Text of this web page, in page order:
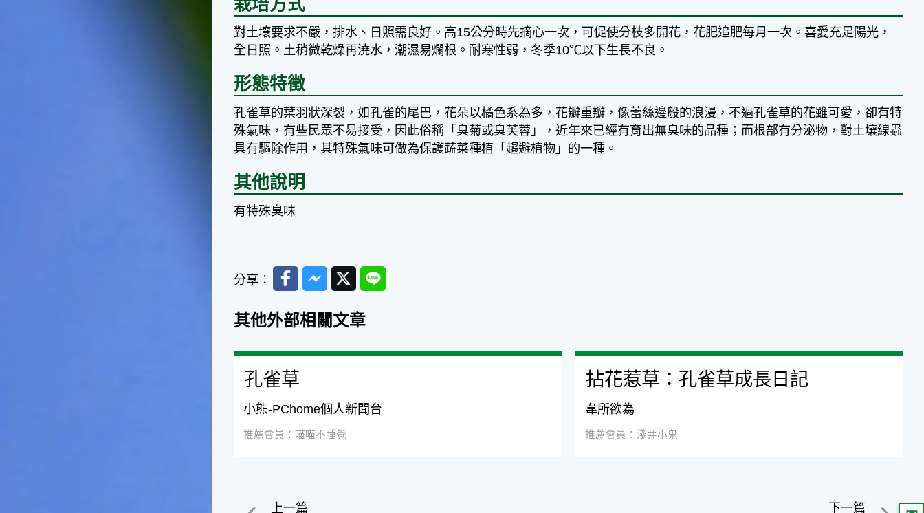
栽培方式
對土壤要求不嚴，排水、日照需良好。高15公分時先摘心一次，可促使分枝多開花，花肥追肥每月一次。喜愛充足陽光，
全日照。土稍微乾燥再澆水，潮濕易爛根。耐寒性弱，冬季10℃以下生長不良。
形態特徵
孔雀草的葉羽狀深裂，如孔雀的尾巴，花朵以橘色系為多，花瓣重瓣，像蕾絲邊般的浪漫，不過孔雀草的花雖可愛，卻有特
殊氣味，有些民眾不易接受，因此俗稱「臭菊或臭芙蓉」，近年來已經有育出無臭味的品種；而根部有分泌物，對土壤線蟲
具有驅除作用，其特殊氣味可做為保護蔬菜種植「趨避植物」的一種。
其他說明
有特殊臭味
分享：
FacebookMessenger
TwitterLine
其他外部相關文章
孔雀草
小熊-PChome個人新聞台
推薦會員：喵喵不睡覺
拈花惹草：孔雀草成長日記
韋所欲為
推薦會員：淺井小鬼
上一篇
下一篇